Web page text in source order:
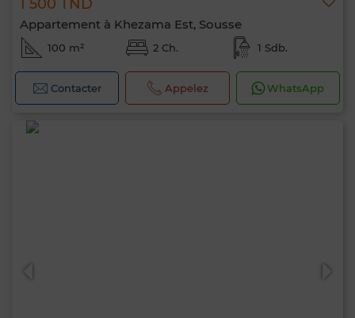
1 500 TND
Appartement à Khezama Est, Sousse
100 m² 2 Ch. 1 Sdb.
Contacter Appelez WhatsApp